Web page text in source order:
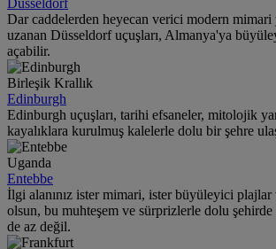
Dar caddelerden heyecan verici modern mimari
uzanan Düsseldorf uçuşları, Almanya'ya
açabilir.
Birleşik Krallık
Edinburgh
Edinburgh uçuşları, tarihi efsaneler, mitolojik
kayalıklara kurulmuş kalelerle dolu bir şehre
Uganda
Entebbe
İlgi alanınız ister mimari, ister büyüleyici
olsun, bu muhteşem ve sürprizlerle dolu şehirde
de az değil.